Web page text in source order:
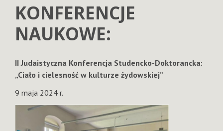
KONFERENCJE
NAUKOWE:
II Judaistyczna Konferencja Studencko-Doktorancka:
„Ciało i cielesność w kulturze żydowskiej”
9 maja 2024 r.